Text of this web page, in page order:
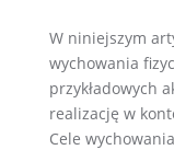
W niniejszym
wychowania
przykładowych
realizację w
Cele